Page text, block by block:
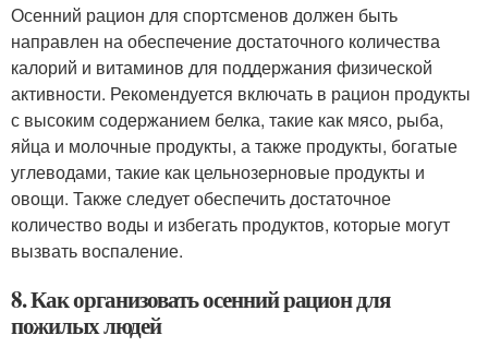
Осенний рацион для спортсменов должен быть
направлен на обеспечение достаточного количества
калорий и витаминов для поддержания физической
активности. Рекомендуется включать в рацион продукты
с высоким содержанием белка, такие как мясо, рыба,
яйца и молочные продукты, а также продукты, богатые
углеводами, такие как цельнозерновые продукты и
овощи. Также следует обеспечить достаточное
количество воды и избегать продуктов, которые могут
вызвать воспаление.
8. Как организовать осенний рацион для
пожилых людей